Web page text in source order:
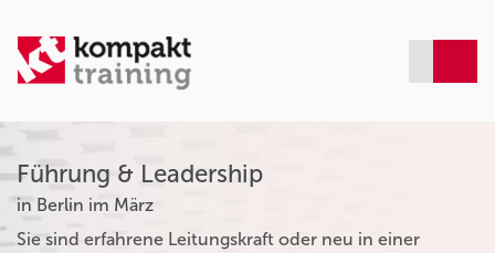
Führung & Leadership
in Berlin im März
Sie sind erfahrene Leitungskraft oder neu in einer